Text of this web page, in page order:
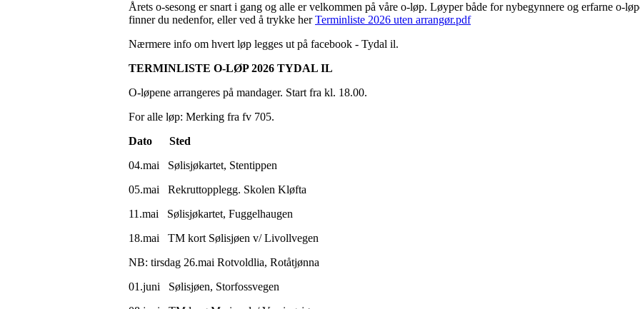
Årets o-sesong er snart i gang og alle er velkommen på våre o-løp. Løyper både for nybegynnere og erfarne o-
finner du nedenfor, eller ved å trykke herTerminliste 2026 uten arrangør.pdf
Nærmere info om hvert løp legges ut på facebook - Tydal il.
TERMINLISTE O-LØP 2026 TYDAL IL
O-løpene arrangeres på mandager. Start fra kl. 18.00.
For alle løp: Merking fra fv 705.
Dato Sted
04.mai Sølisjøkartet, Stentippen
05.mai Rekruttopplegg. Skolen Kløfta
11.mai Sølisjøkartet, Fuggelhaugen
18.mai TM kort Sølisjøen v/ Livollvegen
NB: tirsdag 26.mai Rotvoldlia, Rotåtjønna
01.juni Sølisjøen, Storfossvegen